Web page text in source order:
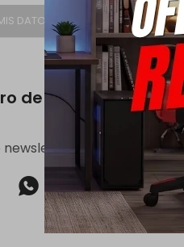
DATOS
de novedades,
